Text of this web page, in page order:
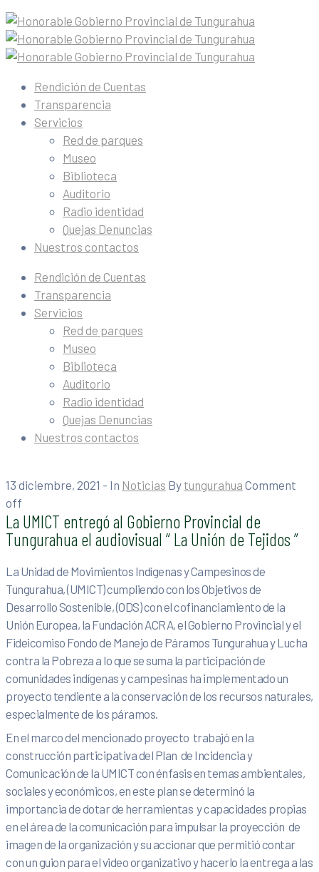
Rendición de Cuentas
Transparencia
Servicios
Red de parques
Museo
Biblioteca
Auditorio
Radio identidad
Quejas Denuncias
Nuestros contactos
Rendición de Cuentas
Transparencia
Servicios
Red de parques
Museo
Biblioteca
Auditorio
Radio identidad
Quejas Denuncias
Nuestros contactos
13 diciembre, 2021 - In Noticias By tungurahua Comment
off
La UMICT entregó al Gobierno Provincial de
Tungurahua el audiovisual “ La Unión de Tejidos ”
La Unidad de Movimientos Indígenas y Campesinos de
Tungurahua, (UMICT) cumpliendo con los Objetivos de
Desarrollo Sostenible, (ODS) con el cofinanciamiento de la
Unión Europea, la Fundación ACRA, el Gobierno Provincial y el
Fideicomiso Fondo de Manejo de Páramos Tungurahua y Lucha
contra la Pobreza a lo que se suma la participación de
comunidades indígenas y campesinas ha implementado un
proyecto tendiente a la conservación de los recursos naturales,
especialmente de los páramos.
En el marco del mencionado proyecto trabajó en la
construcción participativa del Plan de Incidencia y
Comunicación de la UMICT con énfasis en temas ambientales,
sociales y económicos, en este plan se determinó la
importancia de dotar de herramientas y capacidades propias
en el área de la comunicación para impulsar la proyección de
imagen de la organización y su accionar que permitió contar
con un guion para el video organizativo y hacerlo la entrega a las